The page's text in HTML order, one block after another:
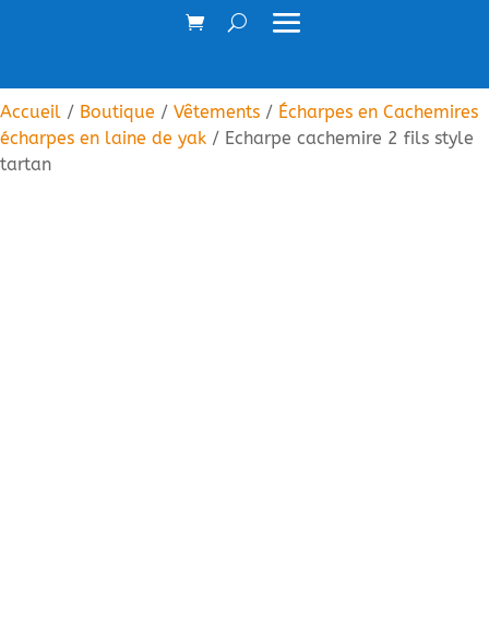
Accueil / Boutique / Vêtements / Écharpes en Cachemires
écharpes en laine de yak / Echarpe cachemire 2 fils style
tartan